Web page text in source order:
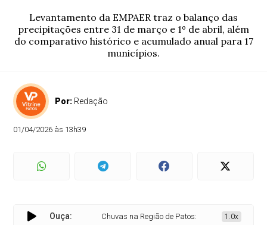
Levantamento da EMPAER traz o balanço das
precipitações entre 31 de março e 1º de abril, além
do comparativo histórico e acumulado anual para 17
municípios.
Por: Redação
01/04/2026 às 13h39
Ouça: Chuvas na Região de Patos: Malta registra maior
1.0x